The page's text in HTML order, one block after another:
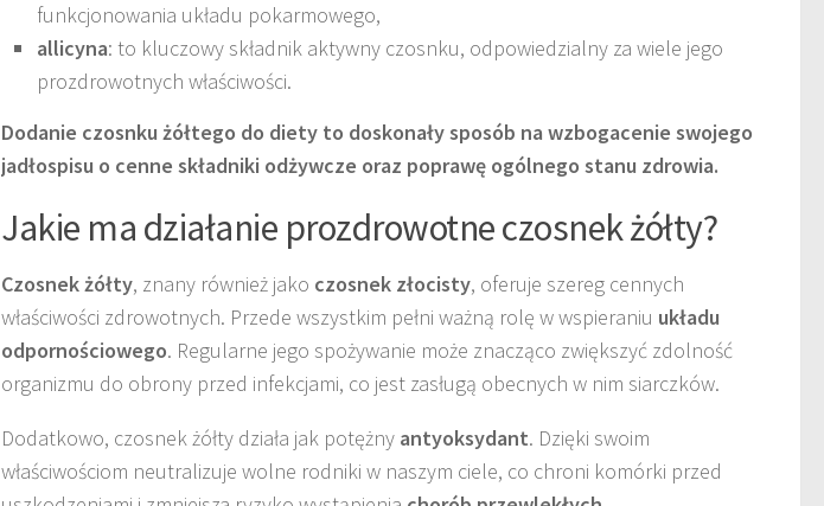
funkcjonowania układu pokarmowego,
allicyna: to kluczowy składnik aktywny czosnku, odpowiedzialny za wiele jego
prozdrowotnych właściwości.
Dodanie czosnku żółtego do diety to doskonały sposób na wzbogacenie swojego
jadłospisu o cenne składniki odżywcze oraz poprawę ogólnego stanu zdrowia.
Jakie ma działanie prozdrowotne czosnek żółty?
Czosnek żółty, znany również jako czosnek złocisty, oferuje szereg cennych
właściwości zdrowotnych. Przede wszystkim pełni ważną rolę w wspieraniu układu
odpornościowego. Regularne jego spożywanie może znacząco zwiększyć zdolność
organizmu do obrony przed infekcjami, co jest zasługą obecnych w nim siarczków.
Dodatkowo, czosnek żółty działa jak potężny antyoksydant. Dzięki swoim
właściwościom neutralizuje wolne rodniki w naszym ciele, co chroni komórki przed